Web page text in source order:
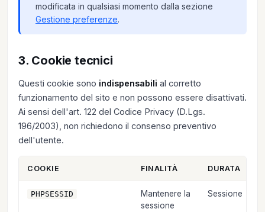
modificata in qualsiasi momento dalla sezione
Gestione preferenze.
3. Cookie tecnici
Questi cookie sono indispensabili al corretto
funzionamento del sito e non possono essere disattivati.
Ai sensi dell'art. 122 del Codice Privacy (D.Lgs.
196/2003), non richiedono il consenso preventivo
dell'utente.
COOKIE FINALITÀ DURATA
PHPSESSID
Mantenere la
sessione
Sessione